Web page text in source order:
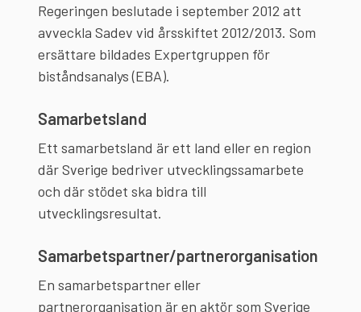
Regeringen beslutade i september 2012 att
avveckla Sadev vid årsskiftet 2012/2013. Som
ersättare bildades Expertgruppen för
biståndsanalys (EBA).
Samarbetsland
Ett samarbetsland är ett land eller en region
där Sverige bedriver utvecklingssamarbete
och där stödet ska bidra till
utvecklingsresultat.
Samarbetspartner/partnerorganisation
En samarbetspartner eller
partnerorganisation är en aktör som Sverige